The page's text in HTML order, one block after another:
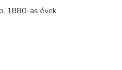
, 1880-as évek